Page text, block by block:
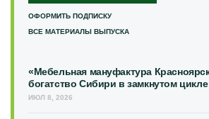
ОФОРМИТЬ ПОДПИСКУ
ВСЕ МАТЕРИАЛЫ ВЫПУСКА
«Мебельная мануфактура
богатство Сибири в замкнутом цикле
ИЮЛ 8, 2026